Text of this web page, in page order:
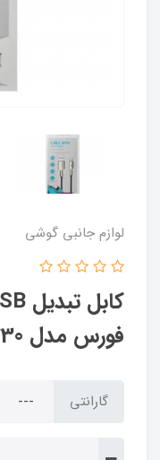
لوازم جانبی گوشی
فورس مدل NC-230
گارانتی